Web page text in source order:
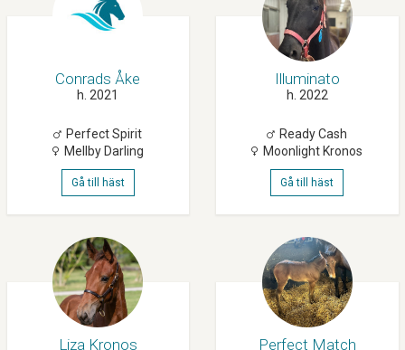
Conrads Åke
h. 2021
Perfect Spirit
Mellby Darling
Gå till häst
Illuminato
h. 2022
Ready Cash
Moonlight Kronos
Gå till häst
Liza Kronos Perfect Match